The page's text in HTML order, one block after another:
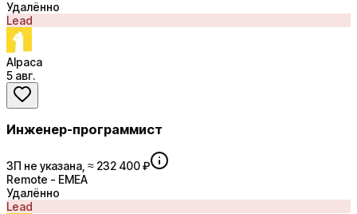
Удалённо
Lead
Alpaca
5 авг.
Инженер-программист
ЗП не указана, ≈ 232 400 ₽
Remote - EMEA
Удалённо
Lead